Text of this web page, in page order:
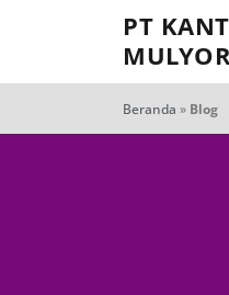
PT
Beranda » Blog